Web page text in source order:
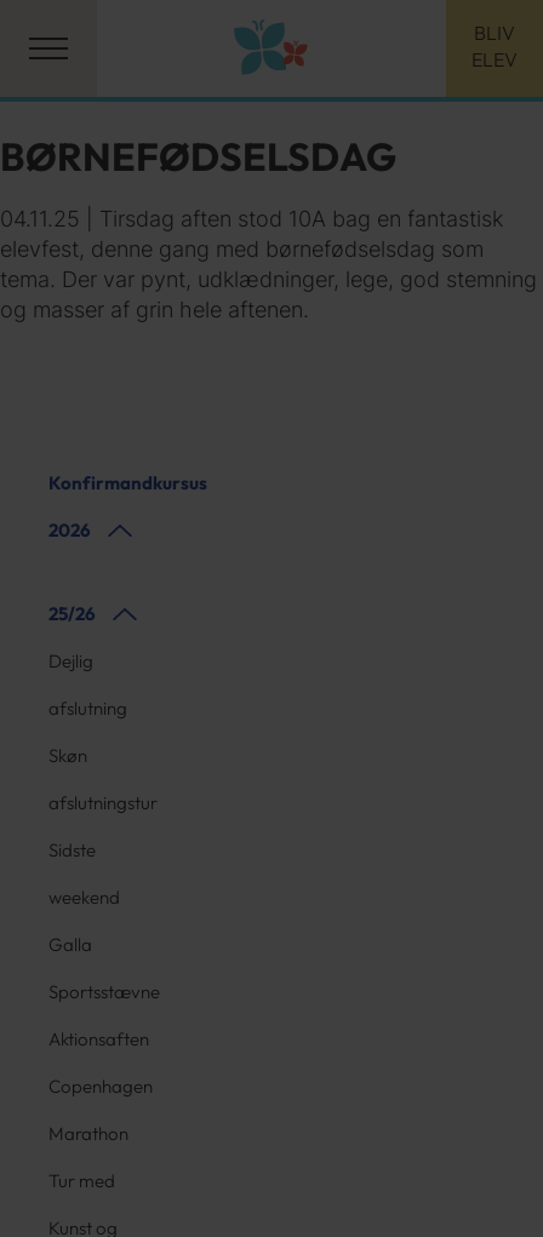
BLIV
ELEV
BØRNEFØDSELSDAG
04.11.25 | Tirsdag aften stod 10A bag en fantastisk
elevfest, denne gang med børnefødselsdag som
tema. Der var pynt, udklædninger, lege, god stemning
og masser af grin hele aftenen.
Konfirmandkursus
2026
25/26
Dejlig
afslutning
Skøn
afslutningstur
Sidste
weekend
Galla
Sportsstævne
Aktionsaften
Copenhagen
Marathon
Tur med
Kunst og